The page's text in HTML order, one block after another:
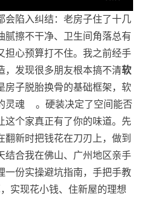
会陷入纠结：老房子住了十几
腻擦不干净、卫生间角落总有
担心预算打不住。我之前经手
，发现很多朋友根本搞不清软
子脱胎换骨的基础框架，软
灵魂
。硬装决定了空间能否
这个家真正有了你的味道。先
翻新时把钱花在刀刃上，做到
结合我在佛山、广州地区亲手
一份实操避坑指南，手把手教
实现花小钱、住新屋的理想